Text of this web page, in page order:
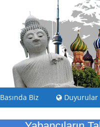
Basında Biz Duyurular